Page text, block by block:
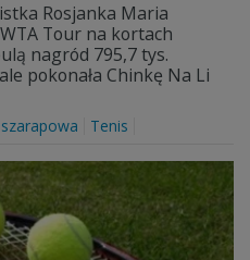
Rosjanka Maria
Tour na kortach
nagród 795,7 tys.
pokonała Chinkę Na Li
Tenis